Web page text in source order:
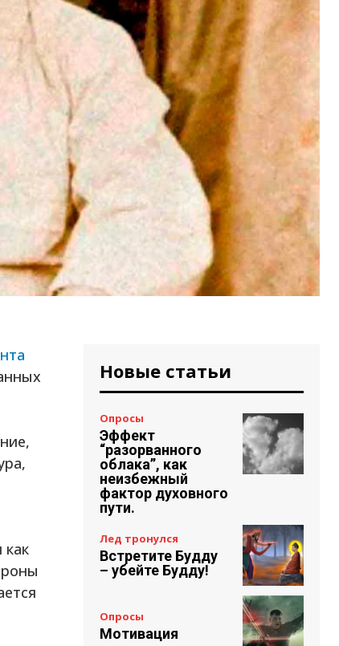
как
Новые статьи
Опросы
Эффект
“разорванного
облака”, как
неизбежный
фактор духовного
пути.
Лед тронулся
Встретите Будду
– убейте Будду!
Опросы
Мотивация